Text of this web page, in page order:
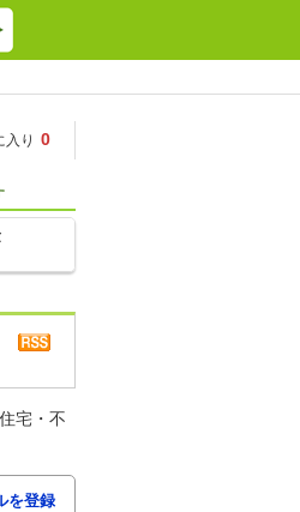
入り 0
宅・不